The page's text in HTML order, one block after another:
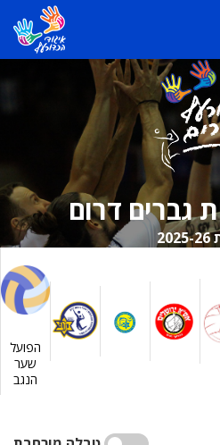
גברים דרום
26
הפועל
שער
הנגב